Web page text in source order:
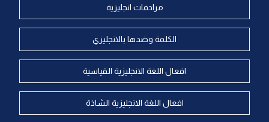
مرادفات انجليزية
الكلمة وضدها بالانجليزي
افعال اللغة الانجليزية القياسية
افعال اللغة الانجليزية الشاذة